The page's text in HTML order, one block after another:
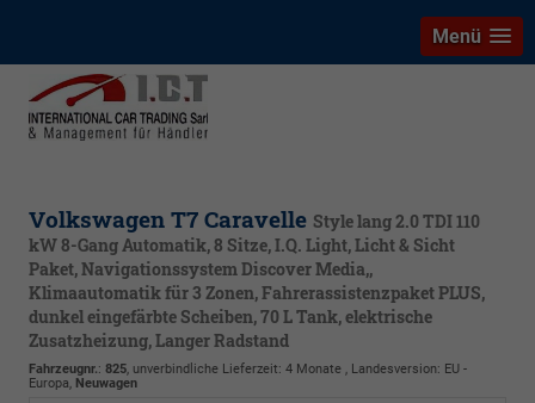
Menü
Volkswagen T7 Caravelle Style lang 2.0 TDI 110
kW 8-Gang Automatik, 8 Sitze, I.Q. Light, Licht & Sicht
Paket, Navigationssystem Discover Media,,
Klimaautomatik für 3 Zonen, Fahrerassistenzpaket PLUS,
dunkel eingefärbte Scheiben, 70 L Tank, elektrische
Zusatzheizung, Langer Radstand
Fahrzeugnr.: 825, unverbindliche Lieferzeit: 4 Monate , Landesversion: EU -
Europa, Neuwagen